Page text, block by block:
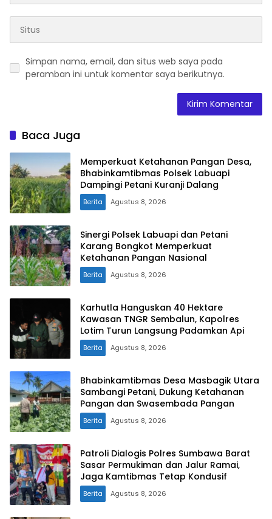
Simpan nama, email, dan situs web saya pada
peramban ini untuk komentar saya berikutnya.
Baca Juga
Memperkuat Ketahanan Pangan Desa,
Bhabinkamtibmas Polsek Labuapi
Dampingi Petani Kuranji Dalang
Berita Agustus 8, 2026
Sinergi Polsek Labuapi dan Petani
Karang Bongkot Memperkuat
Ketahanan Pangan Nasional
Berita Agustus 8, 2026
Karhutla Hanguskan 40 Hektare
Kawasan TNGR Sembalun, Kapolres
Lotim Turun Langsung Padamkan Api
Berita Agustus 8, 2026
Bhabinkamtibmas Desa Masbagik Utara
Sambangi Petani, Dukung Ketahanan
Pangan dan Swasembada Pangan
Berita Agustus 8, 2026
Patroli Dialogis Polres Sumbawa Barat
Sasar Permukiman dan Jalur Ramai,
Jaga Kamtibmas Tetap Kondusif
Berita Agustus 8, 2026